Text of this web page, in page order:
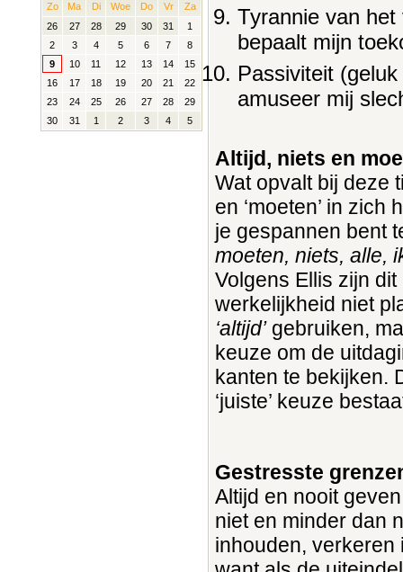
Tyrannie van
bepaalt mijn
Passiviteit
amuseer mij
Altijd, niets en
Wat opvalt bij deze
en ‘moeten’ in
je gespannen bent
moeten, niets, alle,
Volgens Ellis zijn dit
werkelijkheid niet
‘altijd’gebruiken,
keuze om de
kanten te bekijken.
‘juiste’ keuze
Gestresste
Altijd en nooit
niet en minder dan
inhouden, verkeren
Zo Ma Di Woe Do Vr
Za
26
27 28 29 30 31
1
2
3 4 5 6 7
8
9
10 11 12 13 14
15
16
17 18 19 20 21
22
23
24 25 26 27 28
29
30
31 1 2 3 4 5